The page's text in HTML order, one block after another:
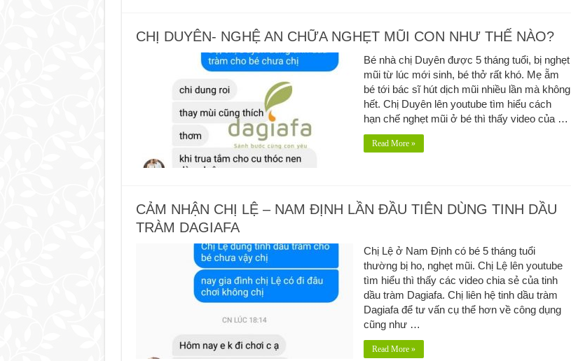
CHỊ DUYÊN- NGHỆ AN CHỮA NGHẸT MŨI CON NHƯ THẾ NÀO?
Bé nhà chị Duyên được 5 tháng tuổi, bị nghẹt
mũi từ lúc mới sinh, bé thở rất khó. Mẹ ẵm
bé tới bác sĩ hút dịch mũi nhiều lần mà không
hết. Chị Duyên lên youtube tìm hiểu cách
hạn chế nghẹt mũi ở bé thì thấy video của …
Read More »
CẢM NHẬN CHỊ LỆ – NAM ĐỊNH LẦN ĐẦU TIÊN DÙNG TINH DẦU
TRÀM DAGIAFA
Chị Lệ ở Nam Định có bé 5 tháng tuổi
thường bị ho, nghẹt mũi. Chị Lệ lên youtube
tìm hiểu thì thấy các video chia sẻ của tinh
dầu tràm Dagiafa. Chị liên hệ tinh dầu tràm
Dagiafa để tư vấn cụ thể hơn về công dụng
cũng như …
Read More »